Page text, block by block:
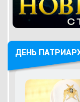
ДЕНЬ